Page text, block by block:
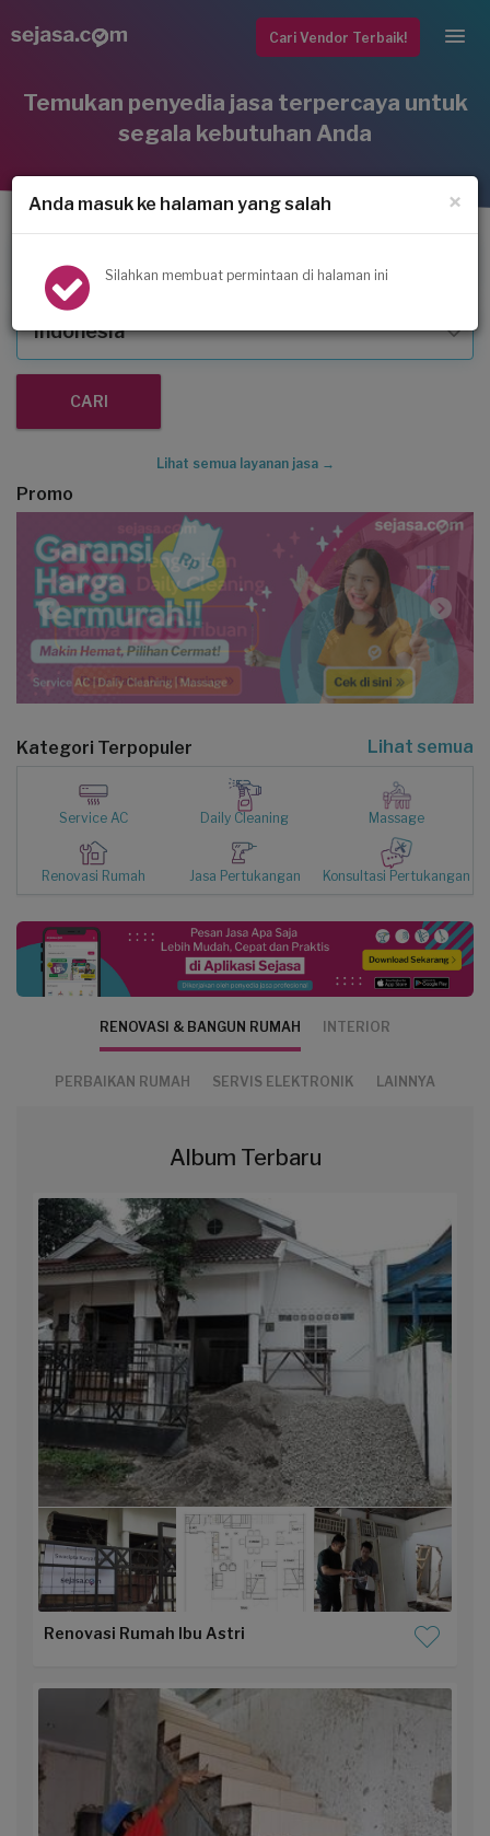
Cari Vendor Terbaik!
Temukan penyedia jasa terpercaya untuk
segala kebutuhan Anda
Service AC
Indonesia
Lihat semua layanan jasa →
Promo
Kategori Terpopuler Lihat semua
Service AC Daily Cleaning Massage
Renovasi Rumah Jasa Pertukangan Konsultasi Pertukangan
RENOVASI & BANGUN RUMAH INTERIOR
PERBAIKAN RUMAH SERVIS ELEKTRONIK LAINNYA
Album Terbaru
Renovasi Rumah Ibu Astri
×
Anda masuk ke halaman yang salah
Silahkan membuat permintaan di halaman ini